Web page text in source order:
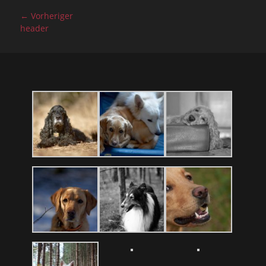
Beitragsnavigation
← Vorheriger
Vorheriger
header